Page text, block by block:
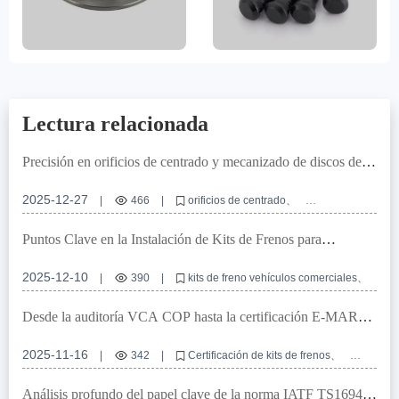
Lectura relacionada
Precisión en orificios de centrado y mecanizado de discos de
2025-12-27 466
orificios de centrado
mecanizado de discos de freno
instalación de discos de freno
rendimiento de frenado
discos de freno comerciales
Puntos Clave en la Instalación de Kits de Frenos para
Compatibilidad del Caliper
2025-12-10 390
kits de freno vehículos comerciales
instalación frenos vehículo comercial
compatibilidad estructura cubo
disposición caliper freno
Desde la auditoría VCA COP hasta la certificación E-MARK:
frenos
2025-11-16 342
Certificación de kits de frenos
Auditoría VCA COP
Certificación E-MARK
Sistema de frenado de automóvil
Análisis profundo del papel clave de la norma IATF TS16949